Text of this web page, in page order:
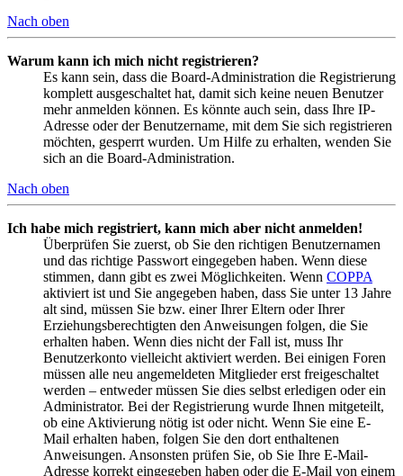
Nach oben
Warum kann ich mich nicht registrieren?
Es kann sein, dass die Board-Administration die Registrierung
komplett ausgeschaltet hat, damit sich keine neuen Benutzer
mehr anmelden können. Es könnte auch sein, dass Ihre IP-
Adresse oder der Benutzername, mit dem Sie sich registrieren
möchten, gesperrt wurden. Um Hilfe zu erhalten, wenden Sie
sich an die Board-Administration.
Nach oben
Ich habe mich registriert, kann mich aber nicht anmelden!
Überprüfen Sie zuerst, ob Sie den richtigen Benutzernamen
und das richtige Passwort eingegeben haben. Wenn diese
stimmen, dann gibt es zwei Möglichkeiten. Wenn COPPA
aktiviert ist und Sie angegeben haben, dass Sie unter 13 Jahre
alt sind, müssen Sie bzw. einer Ihrer Eltern oder Ihrer
Erziehungsberechtigten den Anweisungen folgen, die Sie
erhalten haben. Wenn dies nicht der Fall ist, muss Ihr
Benutzerkonto vielleicht aktiviert werden. Bei einigen Foren
müssen alle neu angemeldeten Mitglieder erst freigeschaltet
werden – entweder müssen Sie dies selbst erledigen oder ein
Administrator. Bei der Registrierung wurde Ihnen mitgeteilt,
ob eine Aktivierung nötig ist oder nicht. Wenn Sie eine E-
Mail erhalten haben, folgen Sie den dort enthaltenen
Anweisungen. Ansonsten prüfen Sie, ob Sie Ihre E-Mail-
Adresse korrekt eingegeben haben oder die E-Mail von einem